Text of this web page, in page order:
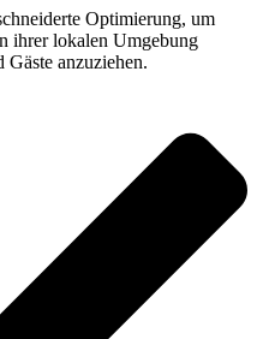
Optimierung, um
ihrer lokalen Umgebung
Gäste anzuziehen.